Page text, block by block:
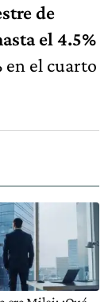
de
el 4.5%
en el cuarto